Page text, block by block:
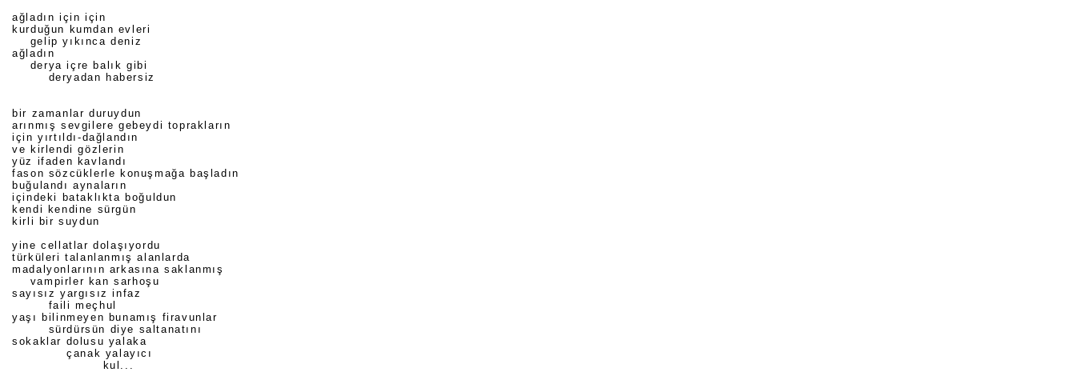
ağladın için için
kurduğun kumdan evleri
gelip yıkınca deniz
ağladın
derya içre balık gibi
deryadan habersiz
bir zamanlar duruydun
arınmış sevgilere gebeydi toprakların
için yırtıldı-dağlandın
ve kirlendi gözlerin
yüz ifaden kavlandı
fason sözcüklerle konuşmağa başladın
buğulandı aynaların
içindeki bataklıkta boğuldun
kendi kendine sürgün
kirli bir suydun
yine cellatlar dolaşıyordu
türküleri talanlanmış alanlarda
madalyonlarının arkasına saklanmış
vampirler kan sarhoşu
sayısız yargısız infaz
faili meçhul
yaşı bilinmeyen bunamış firavunlar
sürdürsün diye saltanatını
sokaklar dolusu yalaka
çanak yalayıcı
kul...